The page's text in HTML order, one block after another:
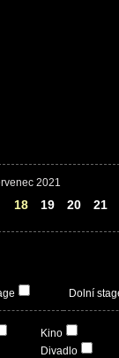
2021
18 19 20 21
Dolní
Kino
Divadlo